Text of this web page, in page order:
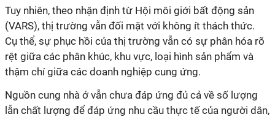
Tuy nhiên, theo nhận định từ Hội môi giới bất động sản
(VARS), thị trường vẫn đối mặt với không ít thách thức.
Cụ thể, sự phục hồi của thị trường vẫn có sự phân hóa rõ
rệt giữa các phân khúc, khu vực, loại hình sản phẩm và
thậm chí giữa các doanh nghiệp cung ứng.
Nguồn cung nhà ở vẫn chưa đáp ứng đủ cả về số lượng
lẫn chất lượng để đáp ứng nhu cầu thực tế của người dân,